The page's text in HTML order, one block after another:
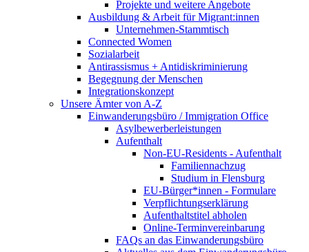
Projekte und weitere Angebote
Ausbildung & Arbeit für Migrant:innen
Unternehmen-Stammtisch
Connected Women
Sozialarbeit
Antirassismus + Antidiskriminierung
Begegnung der Menschen
Integrationskonzept
Unsere Ämter von A-Z
Einwanderungsbüro / Immigration Office
Asylbewerberleistungen
Aufenthalt
Non-EU-Residents - Aufenthalt
Familiennachzug
Studium in Flensburg
EU-Bürger*innen - Formulare
Verpflichtungserklärung
Aufenthaltstitel abholen
Online-Terminvereinbarung
FAQs an das Einwanderungsbüro